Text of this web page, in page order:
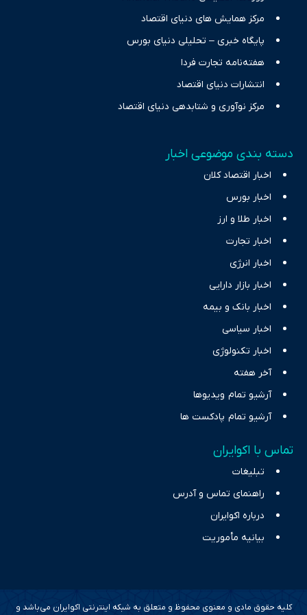
مرکز همایش های دنیای اقتصاد
پایگاه خبری – تحلیلی دنیای بورس
هفته‌نامه تجارت فردا
انتشارات دنیای اقتصاد
مرکز نوآوری و شتابدهی دنیای اقتصاد
دسته بندی موضوعی اخبار
اخبار اقتصاد کلان
اخبار بورس
اخبار طلا و ارز
اخبار تجارت
اخبار انرژی
اخبار بازار دارایی
اخبار بانک و بیمه
اخبار سیاسی
اخبار تکنولوژی
آخر هفته
آرشیو تمام ویدیوها
آرشیو تمام پادکست ها
تماس با اکوایران
تبلیغات
راهنمای تماس و آدرس
درباره اکوایران
بیانیه مأموریت
کلیه حقوق مادی و معنوی محفوظ و متعلق به شبکه اینترنتی اکوایران می‌باشد و